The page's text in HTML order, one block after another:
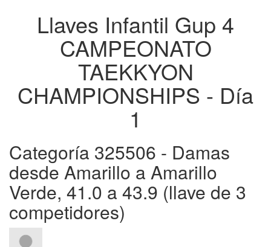
Llaves Infantil Gup 4
CAMPEONATO
TAEKKYON
CHAMPIONSHIPS - Día
1
Categoría 325506 - Damas
desde Amarillo a Amarillo
Verde, 41.0 a 43.9 (llave de 3
competidores)